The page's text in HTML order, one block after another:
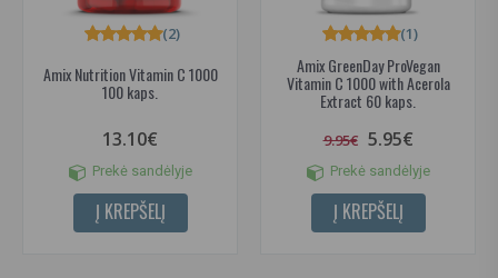
Amix Nutrition Vitamin C 1000
100 kaps.
(2)
13.10€
Prekė sandėlyje
Į KREPŠELĮ
Amix GreenDay ProVegan
Vitamin C 1000 with Acerola
Extract 60 kaps.
(1)
9.95€ 5.95€
Prekė sandėlyje
Į KREPŠELĮ